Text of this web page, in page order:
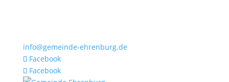
info@gemeinde-ehrenburg.de
Facebook
Facebook